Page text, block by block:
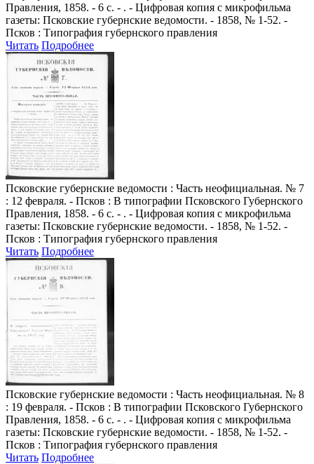
Правления, 1858. - 6 с. - . - Цифровая копия с микрофильма
газеты: Псковские губернские ведомости. - 1858, № 1-52. -
Псков : Типография губернского правления
Читать Подробнее
Псковские губернские ведомости : Часть неофициальная. № 7
: 12 февраля. - Псков : В типографии Псковского Губернского
Правления, 1858. - 6 с. - . - Цифровая копия с микрофильма
газеты: Псковские губернские ведомости. - 1858, № 1-52. -
Псков : Типография губернского правления
Читать Подробнее
Псковские губернские ведомости : Часть неофициальная. № 8
: 19 февраля. - Псков : В типографии Псковского Губернского
Правления, 1858. - 6 с. - . - Цифровая копия с микрофильма
газеты: Псковские губернские ведомости. - 1858, № 1-52. -
Псков : Типография губернского правления
Читать Подробнее